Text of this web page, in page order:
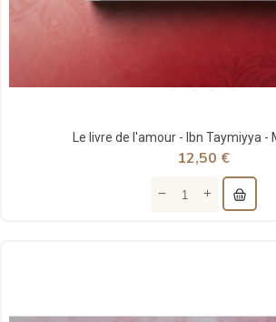
Le livre de l'amour - Ibn Taymiyya -
12,50 €